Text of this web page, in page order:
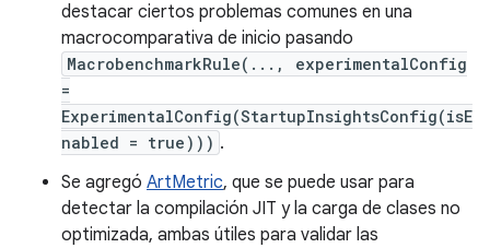
destacar ciertos problemas comunes en una
macrocomparativa de inicio pasando
MacrobenchmarkRule(..., experimentalConfig
=
ExperimentalConfig(StartupInsightsConfig(isE
nabled = true))) .
Se agregó ArtMetric, que se puede usar para
detectar la compilación JIT y la carga de clases no
optimizada, ambas útiles para validar las